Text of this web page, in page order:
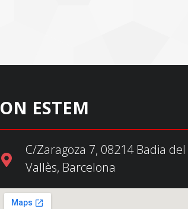
ON ESTEM
C/Zaragoza 7, 08214 Badia del
Vallès, Barcelona